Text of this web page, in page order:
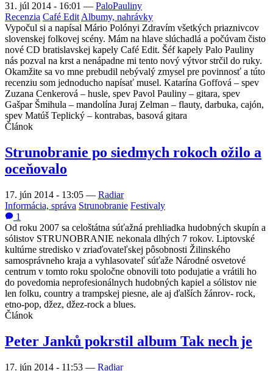
31. júl 2014 - 16:01 — PaloPauliny
Recenzia Café Edit Albumy, nahrávky
Vypočul si a napísal Mário Polónyi Zdravím všetkých priaznivcov
slovenskej folkovej scény. Mám na hlave slúchadlá a počúvam čisto
nové CD bratislavskej kapely Café Edit. Šéf kapely Palo Pauliny
nás pozval na krst a nenápadne mi tento nový výtvor strčil do ruky.
Okamžite sa vo mne prebudil nebývalý zmysel pre povinnosť a túto
recenziu som jednoducho napísať musel. Katarína Goffová – spev
Zuzana Cenkerová – husle, spev Pavol Pauliny – gitara, spev
Gašpar Šmihula – mandolína Juraj Zelman – flauty, darbuka, cajón,
spev Matúš Teplický – kontrabas, basová gitara
Článok
Strunobranie po siedmych rokoch ožilo a
oceňovalo
17. jún 2014 - 13:05 — Radiar
Informácia, správa Strunobranie Festivaly
1
Od roku 2007 sa celoštátna súťažná prehliadka hudobných skupín a
sólistov STRUNOBRANIE nekonala dlhých 7 rokov. Liptovské
kultúrne stredisko v zriaďovateľskej pôsobnosti Žilinského
samosprávneho kraja a vyhlasovateľ súťaže Národné osvetové
centrum v tomto roku spoločne obnovili toto podujatie a vrátili ho
do povedomia neprofesionálnych hudobných kapiel a sólistov nie
len folku, country a trampskej piesne, ale aj ďalších žánrov- rock,
etno-pop, džez, džez-rock a blues.
Článok
Peter Janků pokrstil album Tak nech je
17. jún 2014 - 11:53 — Radiar